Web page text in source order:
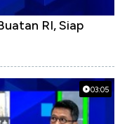
RI, Siap
03:05